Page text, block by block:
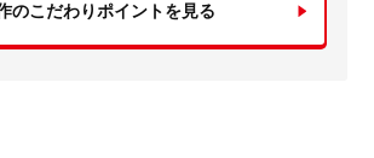
のこだわりポイントを見る